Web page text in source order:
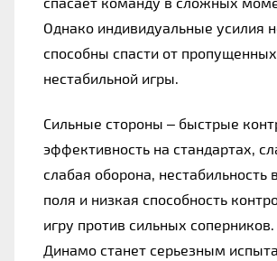
Однако индивидуальные усилия
способны спасти от
нестабильной игры.
Сильные стороны – быстрые
эффективность на стандартах,
слабая оборона, нестабильность
поля и низкая способность
игру против сильных
Динамо станет серьезным